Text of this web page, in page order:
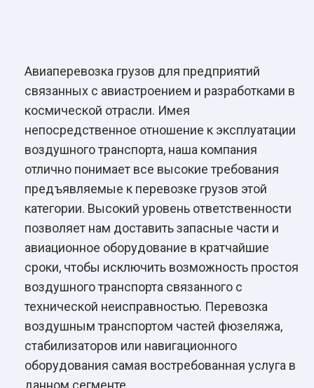
Авиаперевозка грузов для предприятий
связанных с авиастроением и разработками в
космической отрасли. Имея
непосредственное отношение к эксплуатации
воздушного транспорта, наша компания
отлично понимает все высокие требования
предъявляемые к перевозке грузов этой
категории. Высокий уровень ответственности
позволяет нам доставить запасные части и
авиационное оборудование в кратчайшие
сроки, чтобы исключить возможность простоя
воздушного транспорта связанного с
технической неисправностью. Перевозка
воздушным транспортом частей фюзеляжа,
стабилизаторов или навигационного
оборудования самая востребованная услуга в